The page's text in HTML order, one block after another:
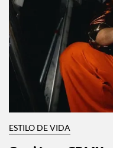
ESTILO DE VIDA